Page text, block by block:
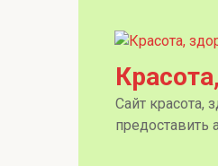
Сайт красота,